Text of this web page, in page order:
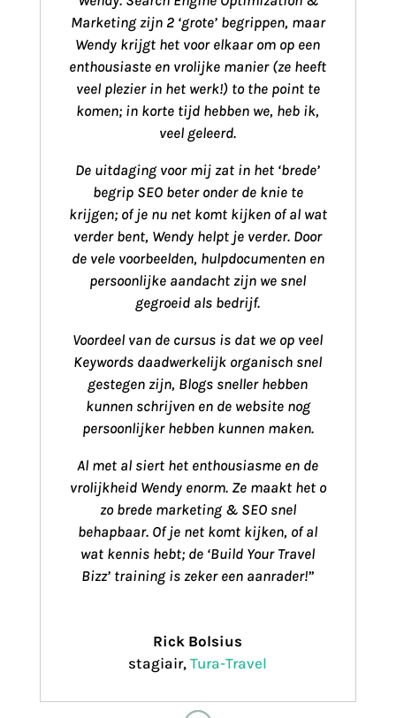
Marketing zijn 2 ‘grote’ begrippen, maar
Wendy krijgt het voor elkaar om op een
enthousiaste en vrolijke manier (ze heeft
veel plezier in het werk!) to the point te
komen; in korte tijd hebben we, heb ik,
veel geleerd.
De uitdaging voor mij zat in het ‘brede’
begrip SEO beter onder de knie te
krijgen; of je nu net komt kijken of al wat
verder bent, Wendy helpt je verder. Door
de vele voorbeelden, hulpdocumenten en
persoonlijke aandacht zijn we snel
gegroeid als bedrijf.
Voordeel van de cursus is dat we op veel
Keywords daadwerkelijk organisch snel
gestegen zijn, Blogs sneller hebben
kunnen schrijven en de website nog
persoonlijker hebben kunnen maken.
Al met al siert het enthousiasme en de
vrolijkheid Wendy enorm. Ze maakt het o
zo brede marketing & SEO snel
behapbaar. Of je net komt kijken, of al
wat kennis hebt; de ‘Build Your Travel
Bizz’ training is zeker een aanrader!”
Rick Bolsius
stagiair, Tura-Travel